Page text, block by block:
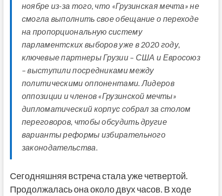
ноябре из-за того, что «Грузинская мечта» не
смогла выполнить свое обещание о переходе
на пропорциональную систему
парламентских выборов уже в 2020 году,
ключевые партнеры Грузии – США и Евросоюз
– выступили посредниками между
политическими оппонентами. Лидеров
оппозиции и членов «Грузинской мечты»
дипломатический корпус собрал за столом
переговоров, чтобы обсудить другие
варианты реформы избирательного
законодательства.
Сегодняшняя встреча стала уже четвертой.
Продолжалась она около двух часов. В ходе